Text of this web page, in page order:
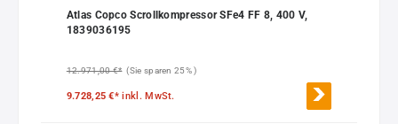
Atlas Copco Scrollkompressor SFe4 FF 8, 400 V,
1839036195
12.971,00 €* (Sie sparen 25% )
9.728,25 €*inkl. MwSt.